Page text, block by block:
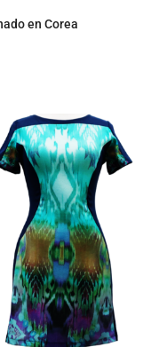
en Corea